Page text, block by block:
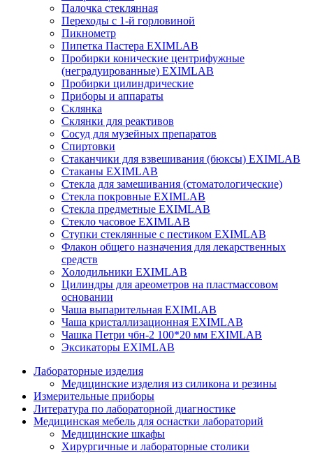
Палочка стеклянная
Переходы с 1-й горловиной
Пикнометр
Пипетка Пастера EXIMLAB
Пробирки конические центрифужные
(неградуированные) EXIMLAB
Пробирки цилиндрические
Приборы и аппараты
Склянка
Склянки для реактивов
Сосуд для музейных препаратов
Спиртовки
Стаканчики для взвешивания (бюксы) EXIMLAB
Стаканы EXIMLAB
Стекла для замешивания (стоматологические)
Стекла покровные EXIMLAB
Стекла предметные EXIMLAB
Стекло часовое EXIMLAB
Ступки стеклянные с пестиком EXIMLAB
Флакон общего назначения для лекарственных
средств
Холодильники EXIMLAB
Цилиндры для ареометров на пластмассовом
основании
Чаша выпарительная EXIMLAB
Чаша кристаллизационная EXIMLAB
Чашка Петри чбн-2 100*20 мм EXIMLAB
Эксикаторы EXIMLAB
Лабораторные изделия
Медицинские изделия из силикона и резины
Измерительные приборы
Литература по лабораторной диагностике
Медицинская мебель для оснастки лабораторий
Медицинские шкафы
Хирургичные и лабораторные столики